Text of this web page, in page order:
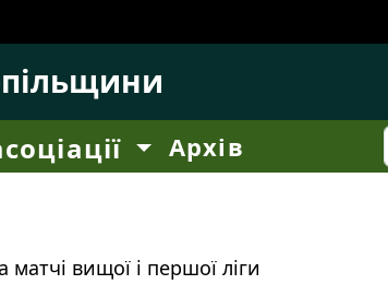
Архів
вищої і першої ліги